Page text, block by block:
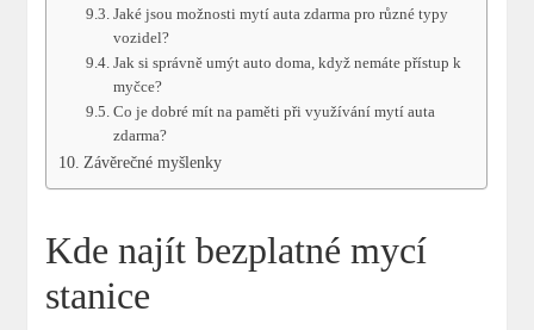
Jaké jsou možnosti mytí auta⁣ zdarma pro různé typy
vozidel?
Jak si správně umýt auto doma, když nemáte přístup k​
myčce?
Co je dobré mít na ​paměti při využívání mytí auta
‍zdarma?
Závěrečné myšlenky
Kde najít bezplatné mycí
stanice